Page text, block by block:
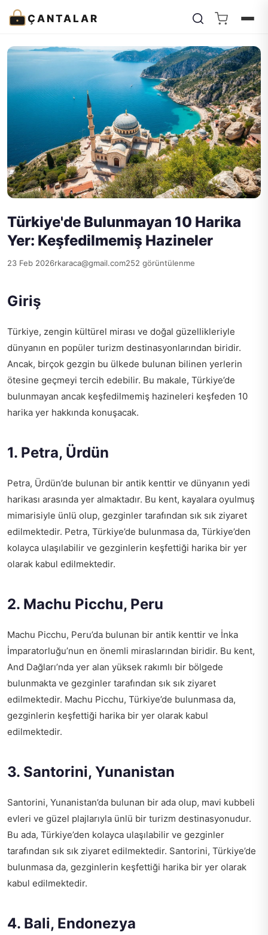
ÇANTALAR
Türkiye'de Bulunmayan 10 Harika
Yer: Keşfedilmemiş Hazineler
23 Feb 2026rkaraca@gmail.com252 görüntülenme
Giriş
Türkiye, zengin kültürel mirası ve doğal güzellikleriyle
dünyanın en popüler turizm destinasyonlarından biridir.
Ancak, birçok gezgin bu ülkede bulunan bilinen yerlerin
ötesine geçmeyi tercih edebilir. Bu makale, Türkiye’de
bulunmayan ancak keşfedilmemiş hazineleri keşfeden 10
harika yer hakkında konuşacak.
1. Petra, Ürdün
Petra, Ürdün’de bulunan bir antik kenttir ve dünyanın yedi
harikası arasında yer almaktadır. Bu kent, kayalara oyulmuş
mimarisiyle ünlü olup, gezginler tarafından sık sık ziyaret
edilmektedir. Petra, Türkiye’de bulunmasa da, Türkiye’den
kolayca ulaşılabilir ve gezginlerin keşfettiği harika bir yer
olarak kabul edilmektedir.
2. Machu Picchu, Peru
Machu Picchu, Peru’da bulunan bir antik kenttir ve İnka
İmparatorluğu’nun en önemli miraslarından biridir. Bu kent,
And Dağları’nda yer alan yüksek rakımlı bir bölgede
bulunmakta ve gezginler tarafından sık sık ziyaret
edilmektedir. Machu Picchu, Türkiye’de bulunmasa da,
gezginlerin keşfettiği harika bir yer olarak kabul
edilmektedir.
3. Santorini, Yunanistan
Santorini, Yunanistan’da bulunan bir ada olup, mavi kubbeli
evleri ve güzel plajlarıyla ünlü bir turizm destinasyonudur.
Bu ada, Türkiye’den kolayca ulaşılabilir ve gezginler
tarafından sık sık ziyaret edilmektedir. Santorini, Türkiye’de
bulunmasa da, gezginlerin keşfettiği harika bir yer olarak
kabul edilmektedir.
4. Bali, Endonezya